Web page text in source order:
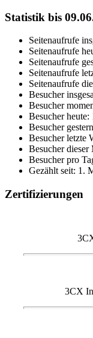
Statistik bis
Seitenaufrufe
Seitenaufrufe
Seitenaufrufe
Seitenaufrufe
Seitenaufrufe
Besucher
Besucher
Besucher heute:
Besucher
Besucher letzte
Besucher
Besucher pro
Gezählt seit: 1.
Zertifizierungen
3CX